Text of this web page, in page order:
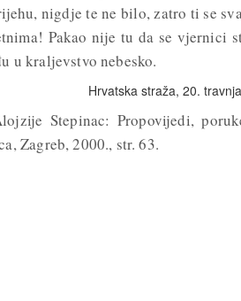
nigdje te ne bilo, zatro ti se
Pakao nije tu da se vjernici
u kraljevstvo nebesko.
Hrvatska straža, 20.
Stepinac: Propovijedi,
Zagreb, 2000., str. 63.